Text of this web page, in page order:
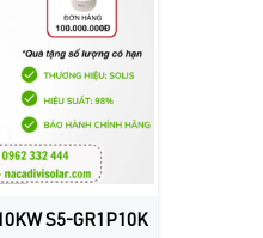
S5-GR1P10K